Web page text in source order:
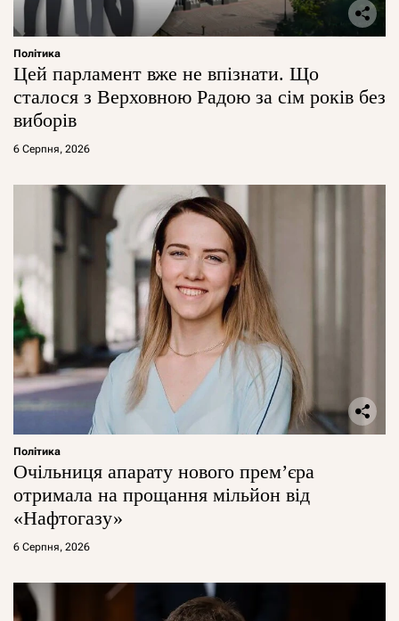
Політика
Цей парламент вже не впізнати. Що
сталося з Верховною Радою за сім років без
виборів
6 Серпня, 2026
Політика
Очільниця апарату нового прем’єра
отримала на прощання мільйон від
«Нафтогазу»
6 Серпня, 2026